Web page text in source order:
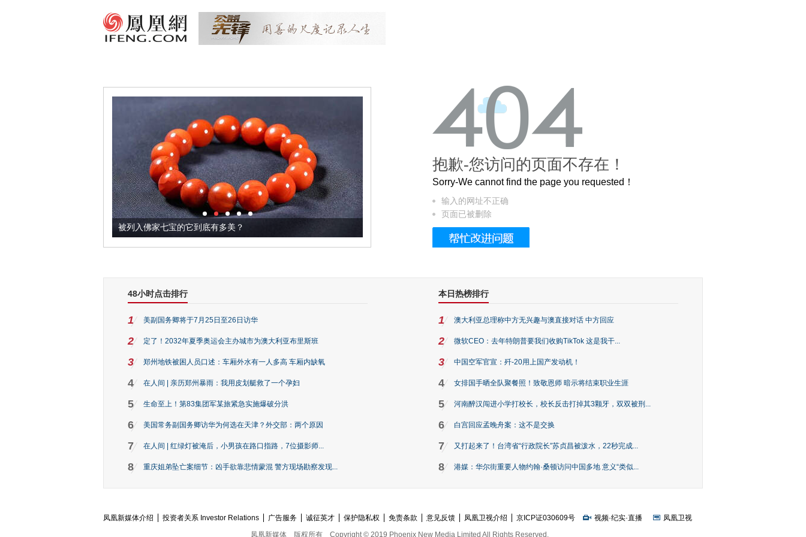
被列入佛家七宝的它到底有多美？ 这个3.2米的长卷，还原了600岁的紫禁城
抱歉-您访问的页面不存在！
Sorry-We cannot find the page you requested！
输入的网址不正确
页面已被删除
48小时点击排行
1 美副国务卿将于7月25日至26日访华
2 定了！2032年夏季奥运会主办城市为澳大利亚布里斯班
3 郑州地铁被困人员口述：车厢外水有一人多高 车厢内缺氧
4 在人间 | 亲历郑州暴雨：我用皮划艇救了一个孕妇
5 生命至上！第83集团军某旅紧急实施爆破分洪
6 美国常务副国务卿访华为何选在天津？外交部：两个原因
7 在人间 | 红绿灯被淹后，小男孩在路口指路，7位摄影师...
8 重庆姐弟坠亡案细节：凶手欲靠悲情蒙混 警方现场勘察发现...
本日热榜排行
1 澳大利亚总理称中方无兴趣与澳直接对话 中方回应
2 微软CEO：去年特朗普要我们收购TikTok 这是我干...
3 中国空军官宣：歼-20用上国产发动机！
4 女排国手晒全队聚餐照！致敬恩师 暗示将结束职业生涯
5 河南醉汉闯进小学打校长，校长反击打掉其3颗牙，双双被刑...
6 白宫回应孟晚舟案：这不是交换
7 又打起来了！台湾省“行政院长”苏贞昌被泼水，22秒完成...
8 港媒：华尔街重要人物约翰·桑顿访问中国多地 意义“类似...
凤凰新媒体介绍 投资者关系 Investor Relations 广告服务 诚征英才 保护隐私权 免责条款 意见反馈 凤凰卫视介绍 京ICP证030609号 视频·纪实·直播
凤凰卫视
凤凰新媒体
版权所有 Copyright © 2019 Phoenix New Media Limited All Rights Reserved.